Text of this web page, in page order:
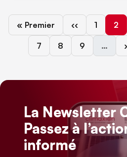
Première page
« Premier Page
‹‹ Page
1 2
Page
7 Page
8 Page
9 …
La Newsletter
Passez à
informé